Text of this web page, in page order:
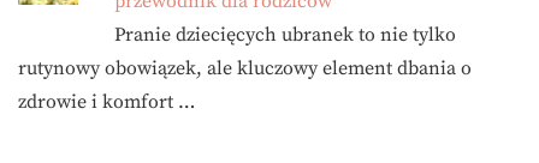
Pranie dziecięcych ubranek to nie tylko
rutynowy obowiązek, ale kluczowy element dbania o
zdrowie i komfort …